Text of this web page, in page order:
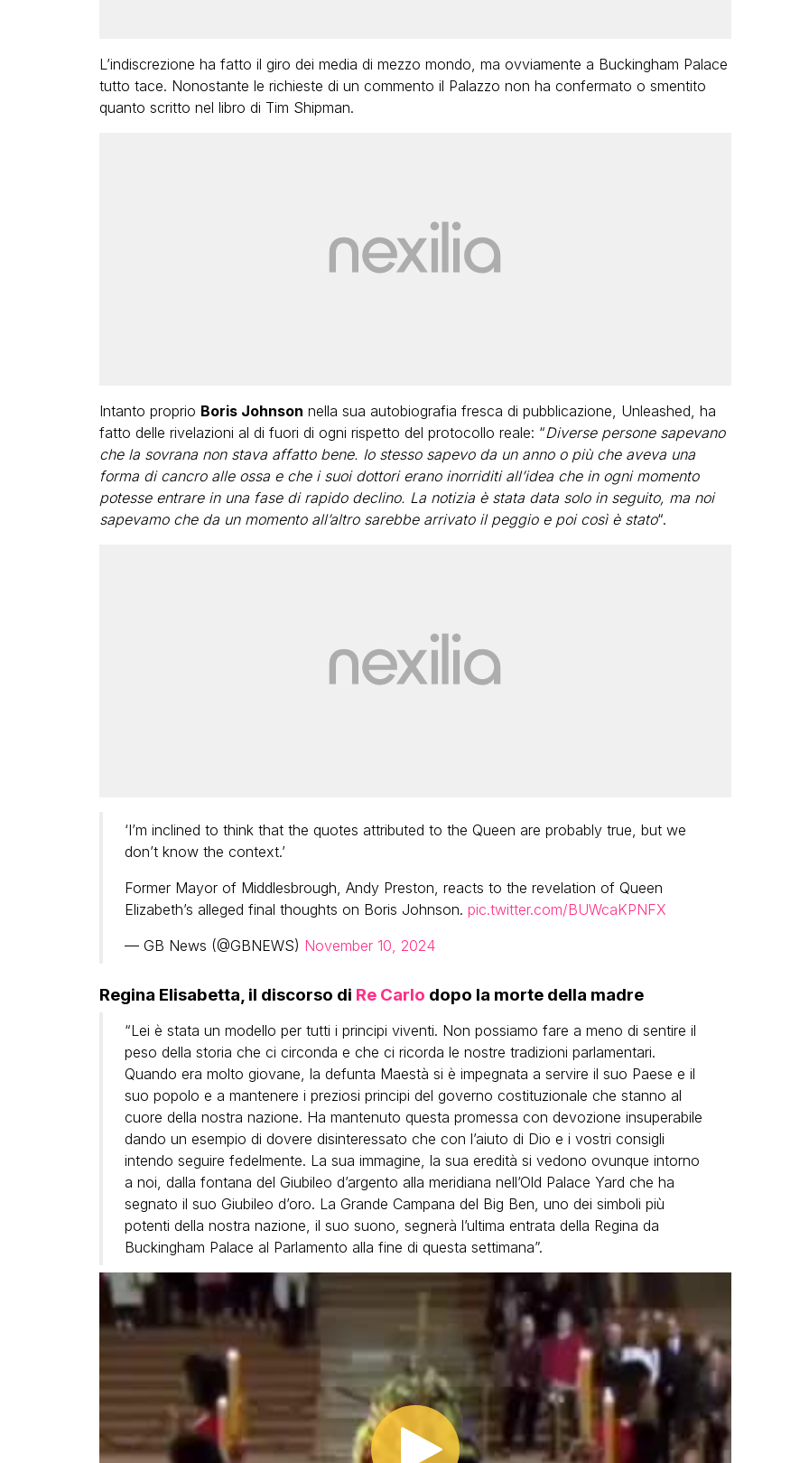
L’indiscrezione ha fatto il giro dei media di mezzo mondo, ma ovviamente a Buckingham Palace
tutto tace. Nonostante le richieste di un commento il Palazzo non ha confermato o smentito
quanto scritto nel libro di Tim Shipman.
Intanto proprio Boris Johnson nella sua autobiografia fresca di pubblicazione, Unleashed, ha
fatto delle rivelazioni al di fuori di ogni rispetto del protocollo reale: “Diverse persone sapevano
che la sovrana non stava affatto bene. Io stesso sapevo da un anno o più che aveva una
forma di cancro alle ossa e che i suoi dottori erano inorriditi all’idea che in ogni momento
potesse entrare in una fase di rapido declino. La notizia è stata data solo in seguito, ma noi
sapevamo che da un momento all’altro sarebbe arrivato il peggio e poi così è stato“.
‘I’m inclined to think that the quotes attributed to the Queen are probably true, but we
don’t know the context.’
Former Mayor of Middlesbrough, Andy Preston, reacts to the revelation of Queen
Elizabeth’s alleged final thoughts on Boris Johnson. pic.twitter.com/BUWcaKPNFX
— GB News (@GBNEWS) November 10, 2024
Regina Elisabetta, il discorso di Re Carlo dopo la morte della madre
“Lei è stata un modello per tutti i principi viventi. Non possiamo fare a meno di sentire il
peso della storia che ci circonda e che ci ricorda le nostre tradizioni parlamentari.
Quando era molto giovane, la defunta Maestà si è impegnata a servire il suo Paese e il
suo popolo e a mantenere i preziosi principi del governo costituzionale che stanno al
cuore della nostra nazione. Ha mantenuto questa promessa con devozione insuperabile
dando un esempio di dovere disinteressato che con l’aiuto di Dio e i vostri consigli
intendo seguire fedelmente. La sua immagine, la sua eredità si vedono ovunque intorno
a noi, dalla fontana del Giubileo d’argento alla meridiana nell’Old Palace Yard che ha
segnato il suo Giubileo d’oro. La Grande Campana del Big Ben, uno dei simboli più
potenti della nostra nazione, il suo suono, segnerà l’ultima entrata della Regina da
Buckingham Palace al Parlamento alla fine di questa settimana”.